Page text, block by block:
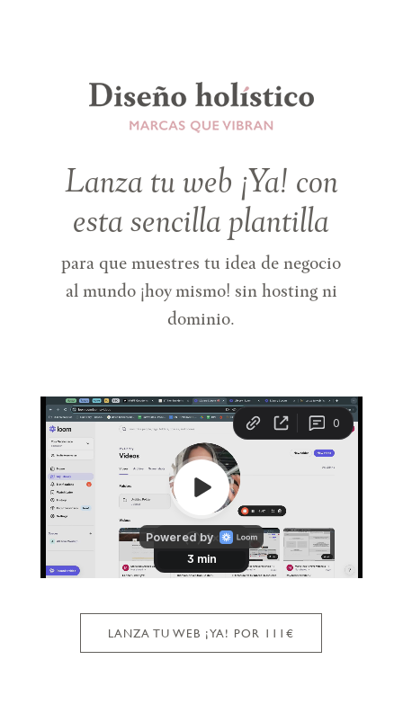
Lanza tu web ¡Ya! con
esta sencilla plantilla
para que muestres tu idea de negocio
al mundo ¡hoy mismo! sin hosting ni
dominio.
LANZA TU WEB ¡YA! POR 111€